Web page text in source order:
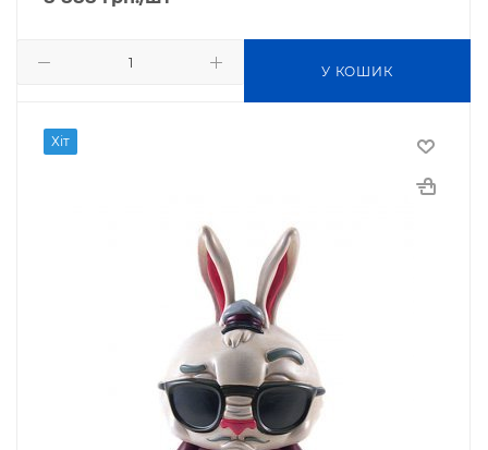
У КОШИК
Хіт